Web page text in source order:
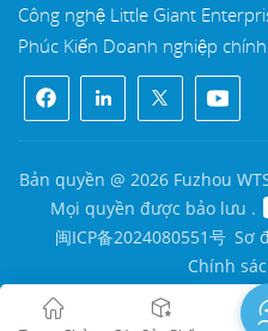
Công nghệ Little Giant
Phúc Kiến Doanh nghiệp
vào năm 2022. WTS định vị
xinh đẹp, Phúc Châu, một
Trung Quốc. WTS có 11.000 mét vuông nhà xưởng tiêu
chuẩn, một nhóm của đội ngũ
thống xử lý quang học hoàn
thống lắp ráp và hệ thống
cấp khách hàng với các giải
sản xuất các thành phần
kính hình ảnh quang học có
Bản quyền @ 2026 Fuzhou
Mọi quyền được bảo lưu .
闽ICP备2024080551号 Sơ
Chính